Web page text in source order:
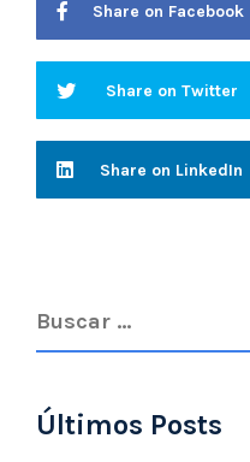
Share on Facebook
Share on Twitter
Share on LinkedIn
Últimos Posts